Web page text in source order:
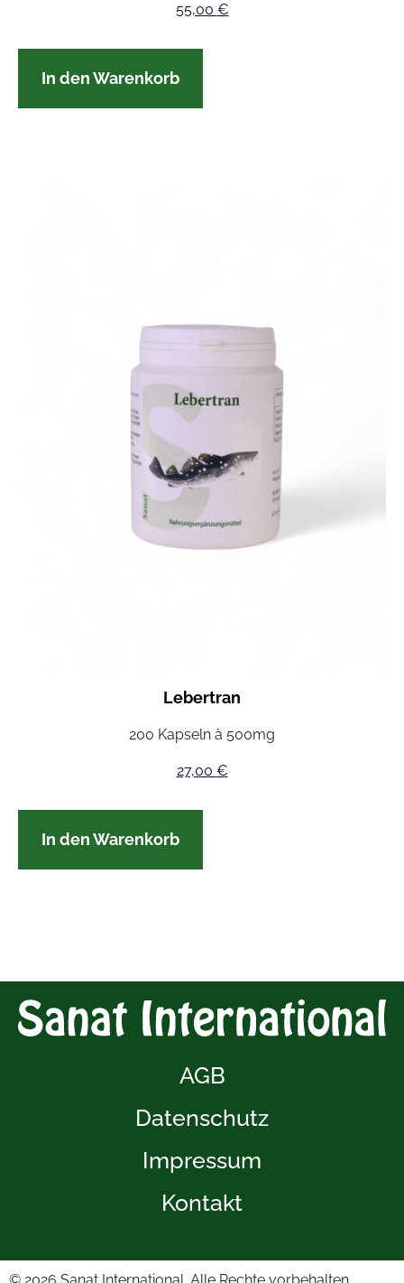
55,00 €
In den Warenkorb
Lebertran
200 Kapseln à 500mg
27,00 €
In den Warenkorb
AGB
Datenschutz
Impressum
Kontakt